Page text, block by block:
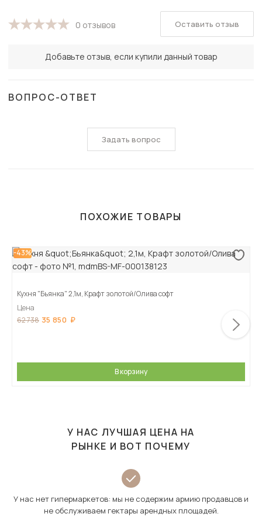
0 отзывов
Добавьте отзыв, если купили данный товар
Оставить отзыв
ВОПРОС-ОТВЕТ
Задать вопрос
ПОХОЖИЕ ТОВАРЫ
-43%
Кухня "Бьянка" 2,1м, Крафт золотой/Олива софт
Цена
62 738 35 850
В корзину
У НАС ЛУЧШАЯ ЦЕНА НА
РЫНКЕ И ВОТ ПОЧЕМУ
У нас нет гипермаркетов: мы не содержим армию продавцов и
не обслуживаем гектары арендных площадей.